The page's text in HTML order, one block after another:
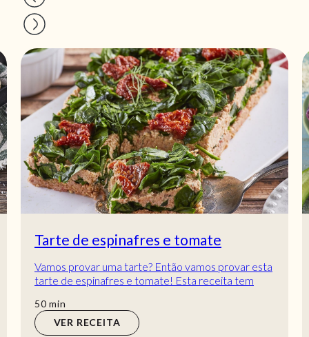
Tarte de espinafres e tomate
Vamos provar uma tarte? Então vamos provar esta
tarte de espinafres e tomate! Esta receita tem
50min
min
VER RECEITA